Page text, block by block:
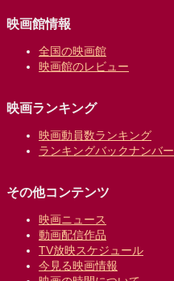
映画館情報
全国の映画館
映画館のレビュー
映画ランキング
映画動員数ランキング
ランキングバックナンバー
その他コンテンツ
映画ニュース
動画配信作品
TV放映スケジュール
今見る映画情報